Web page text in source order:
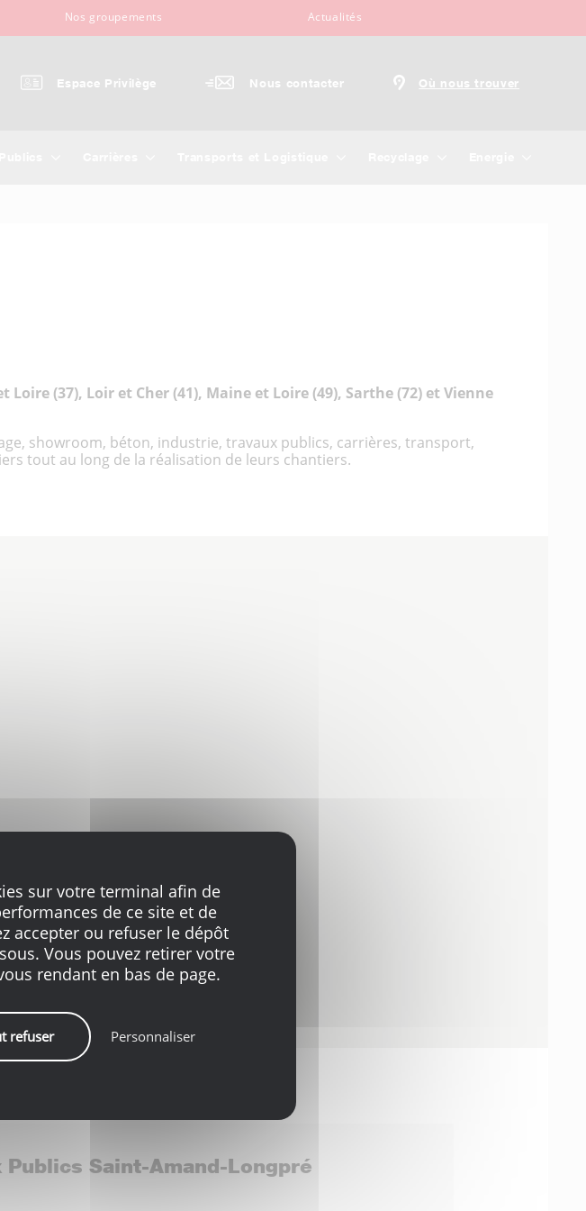
Nos groupements Actualités
Espace Privilège Nous contacter Où nous trouver
(37), Loir et Cher (41), Maine et Loire (49), Sarthe (72) et Vienne
showroom, béton, industrie, travaux publics, carrières, transport,
tout au long de la réalisation de leurs chantiers.
Publics Saint-Amand-Longpré
sur votre terminal afin de
de ce site et de
accepter ou refuser le dépôt
Vous pouvez retirer votre
rendant en bas de page.
refuser Personnaliser